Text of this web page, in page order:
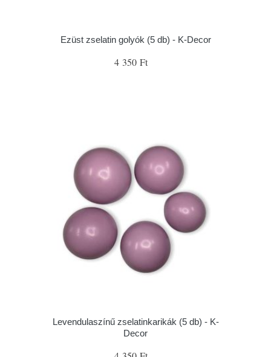
Ezüst zselatin golyók (5 db) - K-Decor
4 350 Ft
Levendulaszínű zselatinkarikák (5 db) - K-
Decor